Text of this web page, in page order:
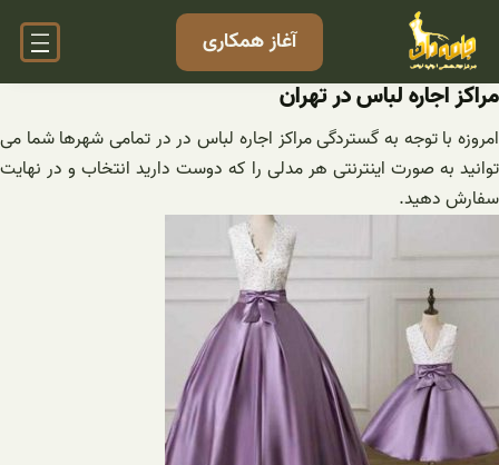
محتوا
آغاز همکاری
مراکز اجاره لباس در تهران
امروزه با توجه به گستردگی مراکز اجاره لباس در در تمامی شهرها شما می
توانید به صورت اینترنتی هر مدلی را که دوست دارید انتخاب و در نهایت
سفارش دهید.